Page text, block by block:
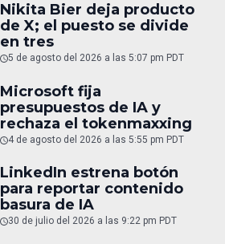
Nikita Bier deja producto
de X; el puesto se divide
en tres
5 de agosto del 2026 a las 5:07 pm PDT
Microsoft fija
presupuestos de IA y
rechaza el tokenmaxxing
4 de agosto del 2026 a las 5:55 pm PDT
LinkedIn estrena botón
para reportar contenido
basura de IA
30 de julio del 2026 a las 9:22 pm PDT